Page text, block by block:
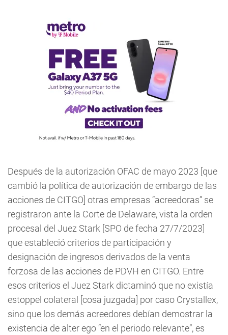
Después de la autorización OFAC de mayo 2023 [que
cambió la política de autorización de embargo de las
acciones de CITGO] otras empresas “acreedoras” se
registraron ante la Corte de Delaware, vista la orden
procesal del Juez Stark [SPO de fecha 27/7/2023]
que estableció criterios de participación y
designación de ingresos derivados de la venta
forzosa de las acciones de PDVH en CITGO. Entre
esos criterios el Juez Stark dictaminó que no existía
estoppel colateral [cosa juzgada] por caso Crystallex,
sino que los demás acreedores debían demostrar la
existencia de alter ego “en el periodo relevante”, es